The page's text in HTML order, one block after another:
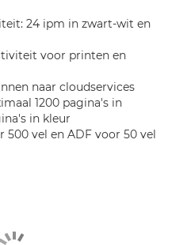
24 ipm in zwart-wit en
voor printen en
naar cloudservices
1200 pagina's in
in kleur
500 vel en ADF voor 50 vel